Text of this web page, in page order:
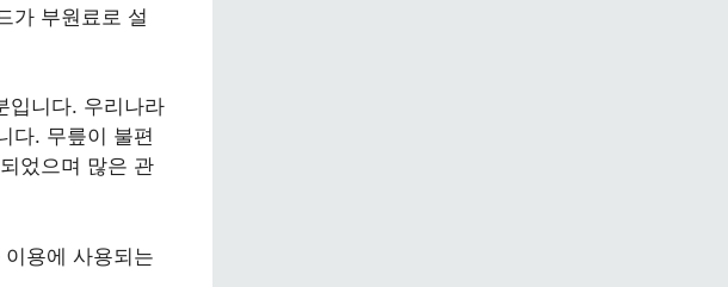
가 부원료로 설
입니다. 우리나라
다. 무릎이 불편
었으며 많은 관
용에 사용되는